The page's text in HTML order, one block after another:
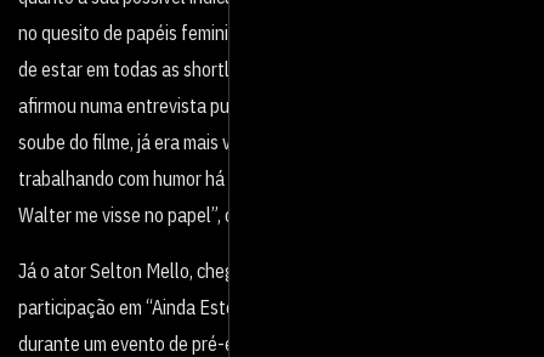
no quesito de papéis femininos, então não sei se chego. Mas só
de estar em todas as shortlists é incrível, o que vier é lucro.”,
afirmou numa entrevista publicada pela Revista Forbes. “Quando
soube do filme, já era mais velha do que a Eunice e estava
trabalhando com humor há muito tempo. Nunca pensei que o
Walter me visse no papel”, completou a atriz.
Já o ator Selton Mello, chegou a se
participação em “Ainda Estou Aqui” em entrevista para jornalistas
durante um evento de pré-estreia em São Paulo. “Eu sou da